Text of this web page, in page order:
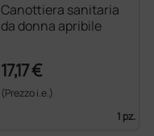
Canottiera sanitaria
da donna apribile
17,17 €
(Prezzo i.e.)
1 pz.